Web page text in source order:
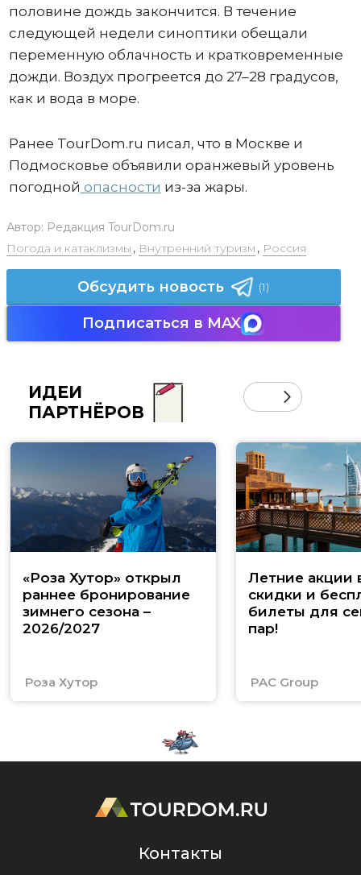
половине дождь закончится. В течение
следующей недели синоптики обещали
переменную облачность и кратковременные
дожди. Воздух прогреется до 27–28 градусов,
как и вода в море.
Ранее TourDom.ru писал, что в Москве и
Подмосковье объявили оранжевый уровень
погодной опасности из-за жары.
Автор: Редакция TourDom.ru
Погода и катаклизмы , Внутренний туризм , Россия
Обсудить новость (1)
Подписаться в MAX
ИДЕИ
ПАРТНЁРОВ
«Роза Хутор» открыл
раннее бронирование
зимнего сезона –
2026/2027
Роза Хутор
Летние акции
скидки и
билеты для
пар!
PAC Group
Контакты